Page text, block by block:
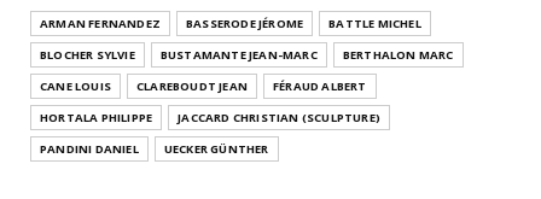
ARMAN FERNANDEZ BASSERODE JÉROME
BATTLE MICHEL
BLOCHER SYLVIE
BUSTAMANTE JEAN-MARC
BERTHALON MARC
CANE LOUIS
CLAREBOUDT JEAN
FÉRAUD ALBERT
HORTALA PHILIPPE
JACCARD CHRISTIAN (SCULPTURE)
PANDINI DANIEL
UECKER GÜNTHER